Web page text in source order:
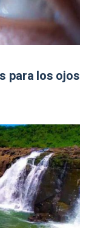
para los ojos